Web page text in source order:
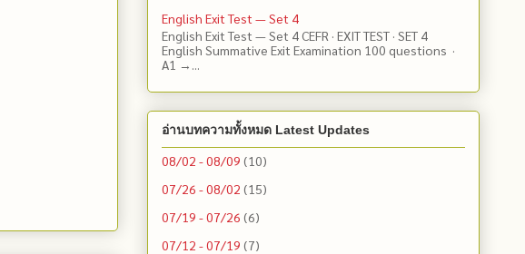
English Exit Test — Set 4
English Exit Test — Set 4 CEFR · EXIT TEST · SET 4
English Summative Exit Examination 100 questions ·
A1 →...
อ่านบทความทั้งหมด Latest Updates
08/02 - 08/09 (10)
07/26 - 08/02 (15)
07/19 - 07/26 (6)
07/12 - 07/19 (7)